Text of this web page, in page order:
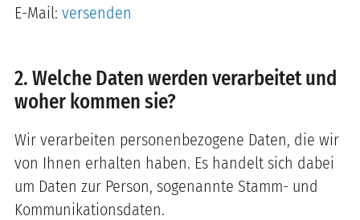
E-Mail: versenden
2. Welche Daten werden verarbeitet und
woher kommen sie?
Wir verarbeiten personenbezogene Daten, die wir
von Ihnen erhalten haben. Es handelt sich dabei
um Daten zur Person, sogenannte Stamm- und
Kommunikationsdaten.